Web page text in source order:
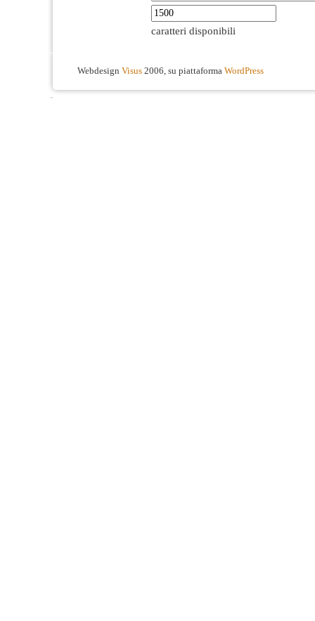
caratteri disponibili
Webdesign Visus 2006, su piattaforma WordPress